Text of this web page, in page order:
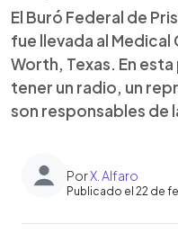
El Buró Federal de
fue llevada al
Worth, Texas. En
tener un radio, un
son responsables de
PorX. Alfaro
Publicado el 22 de